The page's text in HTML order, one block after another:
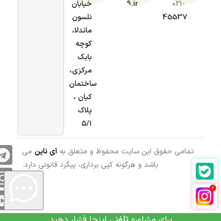
021-
45537
9.ir
خیابان
نلسون
ماندلا،
کوچه
بابک
مرکزی،
ساختمان
کیان ،
پلاک
۵/۱
تمامی حقوق این سایت محفوظ و متعلق به آی ناین می
باشد و هرگونه کپی برداری، پیگرد قانونی دارد.